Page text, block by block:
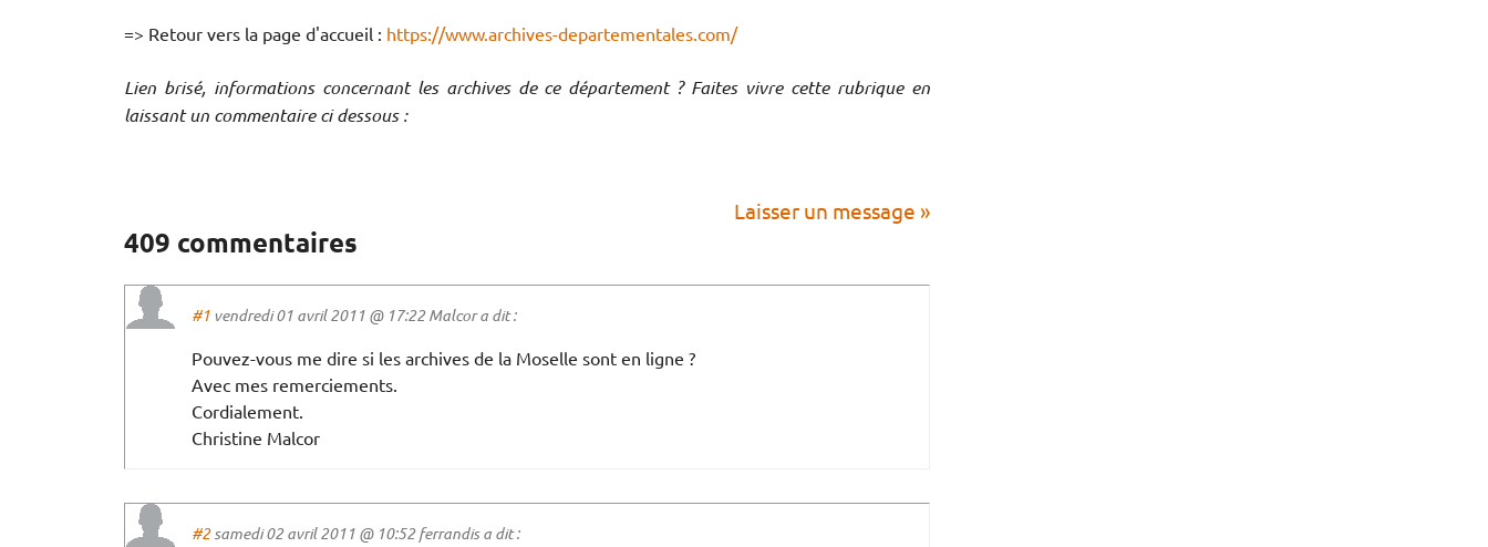
=> Retour vers la page d'accueil : https://www.archives-departementales.com/
Lien brisé, informations concernant les archives de ce département ? Faites vivre cette rubrique en
laissant un commentaire ci dessous :
Laisser un message »
409 commentaires
#1 vendredi 01 avril 2011 @ 17:22 Malcor a dit :
Pouvez-vous me dire si les archives de la Moselle sont en ligne ?
Avec mes remerciements.
Cordialement.
Christine Malcor
#2samedi 02 avril 2011 @ 10:52 ferrandis a dit :